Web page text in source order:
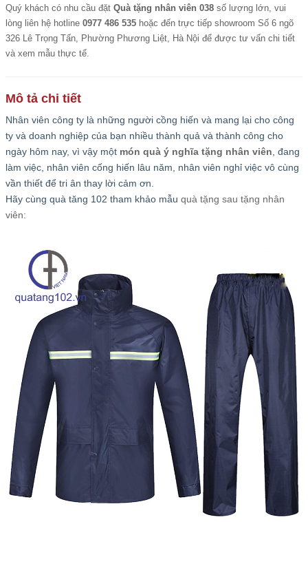
Quý khách có nhu cầu đặt Quà tặng nhân viên 038 số lượng lớn, vui
lòng liên hệ hotline 0977 486 535 hoặc đến trực tiếp showroom Số 6 ngõ
326 Lê Trọng Tấn, Phường Phương Liệt, Hà Nội để được tư vấn chi tiết
và xem mẫu thực tế.
Mô tả chi tiết
Nhân viên công ty là những người cồng hiến và mang lại cho công
ty và doanh nghiệp của bạn nhiều thành quả và thành công cho
ngày hôm nay, vì vậy một món quà ý nghĩa tặng nhân viên , đang
làm việc, nhân viên cống hiến lâu năm, nhân viên nghỉ việc vô cùng
vần thiết để tri ân thay lời cảm ơn.
Hãy cùng quà tăng 102 tham khảo mẫu quà tặng sau tặng nhân
viên: